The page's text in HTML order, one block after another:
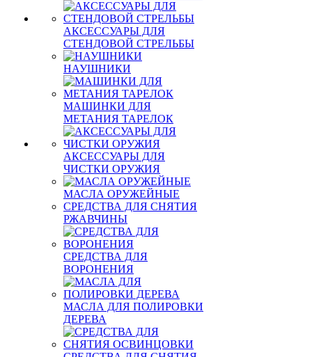
АКСЕССУАРЫ ДЛЯ
СТЕНДОВОЙ СТРЕЛЬБЫ
НАУШНИКИ
МАШИНКИ ДЛЯ
МЕТАНИЯ ТАРЕЛОК
АКСЕССУАРЫ ДЛЯ
ЧИСТКИ ОРУЖИЯ
МАСЛА ОРУЖЕЙНЫЕ
СРЕДСТВА ДЛЯ СНЯТИЯ
РЖАВЧИНЫ
СРЕДСТВА ДЛЯ
ВОРОНЕНИЯ
МАСЛА ДЛЯ ПОЛИРОВКИ
ДЕРЕВА